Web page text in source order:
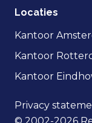
Locaties
Kantoor
Kantoor
Kantoor
Privacy
© 2002-2026